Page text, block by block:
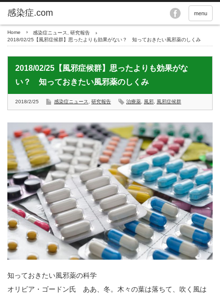
menu
Home 感染症ニュース
研究報告
2018/02/25【風邪症候群】思ったよりも効果がない？ 知っておきたい風邪薬のしくみ
2018/02/25【風邪症候群】思ったよりも効果がな
い？ 知っておきたい風邪薬のしくみ
2018/2/25 感染症ニュース 研究報告 治療薬 風邪 風邪症候群
知っておきたい風邪薬の科学
オリビア・ゴードン氏 ああ、冬。木々の葉は落ちて、吹く風は